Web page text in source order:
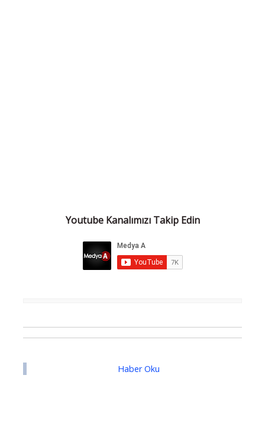
Youtube Kanalımızı Takip Edin
Haber Oku